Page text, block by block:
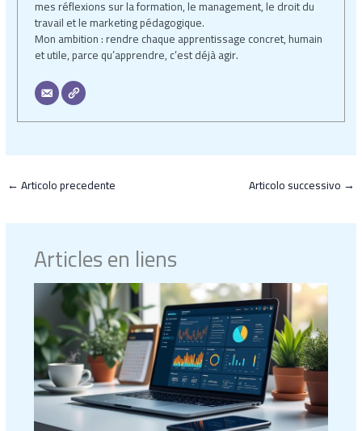
mes réflexions sur la formation, le management, le droit du
travail et le marketing pédagogique.
Mon ambition : rendre chaque apprentissage concret, humain
et utile, parce qu’apprendre, c’est déjà agir.
←Articolo precedente Articolo successivo →
Articles en liens